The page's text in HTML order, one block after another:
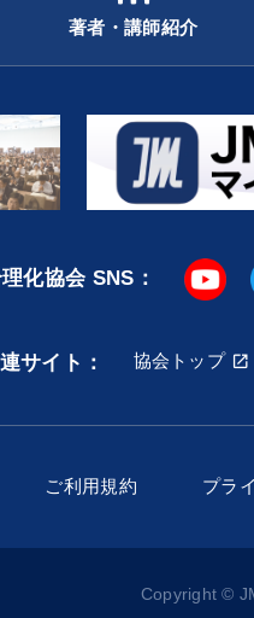
著者・講師紹介
化協会 SNS：
サイト： 協会トップ
ご利用規約 プラ
Copyright ©